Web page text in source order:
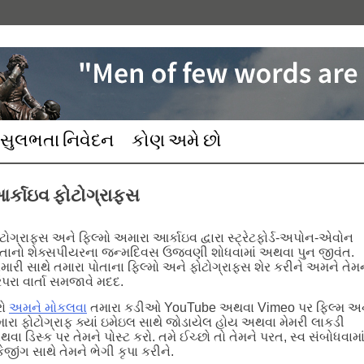
સુલભતા નિવેદન કોણ અમે છો
ફોટોગ્રાફ્સ
અને ફિલ્મો અમારા આર્કાઇવ દ્વારા સ્ટ્રેટફોર્ડ-અપોન-એવોન
શેક્સપીયરના જન્મદિવસ ઉજવણી શોધવામાં અથવા પુન જીવંત.
સાથે તમારા પોતાના ફિલ્મો અને ફોટોગ્રાફ્સ શેર કરીને અમને
વાર્તા સમજાવે મદદ.
અમને મોકલવા તમારા કડીઓ YouTube અથવા Vimeo પર ફિલ્મ
ફોટોગ્રાફ ક્યાં ઇમેઇલ સાથે જોડાયેલ હોય અથવા મેમરી લાકડી
ડિસ્ક પર તેમને પોસ્ટ કરો. તમે ઈચ્છો તો તેમને પરત, સ્વ
સાથે તેમને ભેગી કૃપા કરીને.